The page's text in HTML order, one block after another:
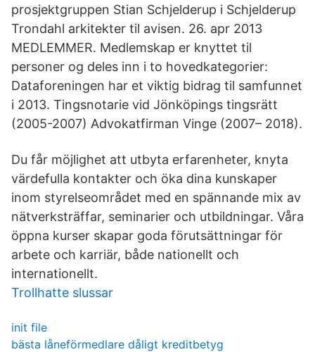
prosjektgruppen Stian Schjelderup i Schjelderup
Trondahl arkitekter til avisen. 26. apr 2013
MEDLEMMER. Medlemskap er knyttet til
personer og deles inn i to hovedkategorier:
Dataforeningen har et viktig bidrag til samfunnet
i 2013. Tingsnotarie vid Jönköpings tingsrätt
(2005-2007) Advokatfirman Vinge (2007– 2018).
Du får möjlighet att utbyta erfarenheter, knyta
värdefulla kontakter och öka dina kunskaper
inom styrelseområdet med en spännande mix av
nätverksträffar, seminarier och utbildningar. Våra
öppna kurser skapar goda förutsättningar för
arbete och karriär, både nationellt och
internationellt.
Trollhatte slussar
init file
bästa låneförmedlare dåligt kreditbetyg